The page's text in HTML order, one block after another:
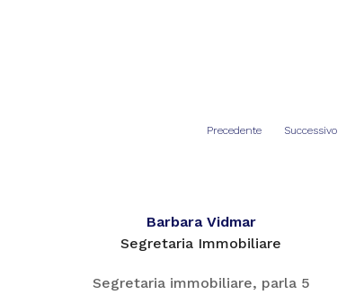
Precedente Successivo
Barbara Vidmar
Segretaria Immobiliare
Segretaria immobiliare, parla 5